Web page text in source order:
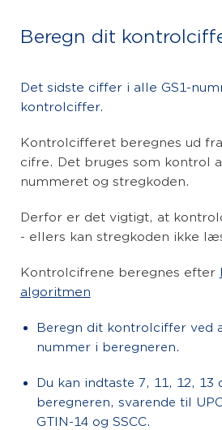
Beregn dit
Det sidste ciffer i alle GS1-
kontrolciffer.
Kontrolcifferet beregnes ud
cifre. Det bruges som kontrol
nummeret og stregkoden.
Derfor er det vigtigt, at
- ellers kan stregkoden ikke
Kontrolcifrene beregnes efter
algoritmen
Beregn dit kontrolciffer ved
nummer i beregneren.
Du kan indtaste 7, 11, 12, 13
beregneren, svarende til
GTIN-14 og SSCC.